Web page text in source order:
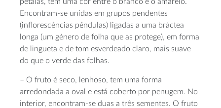
Encontram-se unidas em grupos pendentes
(inflorescências pêndulas) ligadas a uma bráctea
longa (um género de folha que as protege), em forma
de lingueta e de tom esverdeado claro, mais suave
do que o verde das folhas.
– O fruto é seco, lenhoso, tem uma forma
arredondada a oval e está coberto por penugem. No
interior, encontram-se duas a três sementes. O fruto